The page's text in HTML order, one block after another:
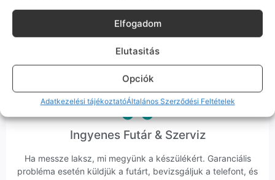
Elfogadom
Elutasitás
Opciók
Adatkezelési tájékoztatóÁltalános Szerződési Feltételek
Ha ritkán előfordul egy hiba, nem kifogásokat keresünk,
hanem megoldást. Szakértő kollégáink azonnal kézbe
veszik az ügyedet.
Ingyenes Futár & Szerviz
Ha messze laksz, mi megyünk a készülékért. Garanciális
probléma esetén küldjük a futárt, bevizsgáljuk a telefont, és